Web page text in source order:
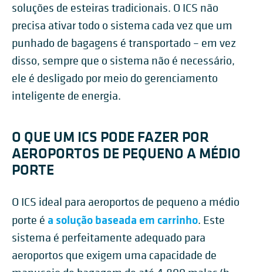
soluções de esteiras tradicionais. O ICS não
precisa ativar todo o sistema cada vez que um
punhado de bagagens é transportado – em vez
disso, sempre que o sistema não é necessário,
ele é desligado por meio do gerenciamento
inteligente de energia.
O QUE UM ICS PODE FAZER POR
AEROPORTOS DE PEQUENO A MÉDIO
PORTE
O ICS ideal para aeroportos de pequeno a médio
porte é a solução baseada em carrinho. Este
sistema é perfeitamente adequado para
aeroportos que exigem uma capacidade de